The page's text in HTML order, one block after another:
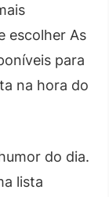
escolher As
para
na hora do
do dia.
lista